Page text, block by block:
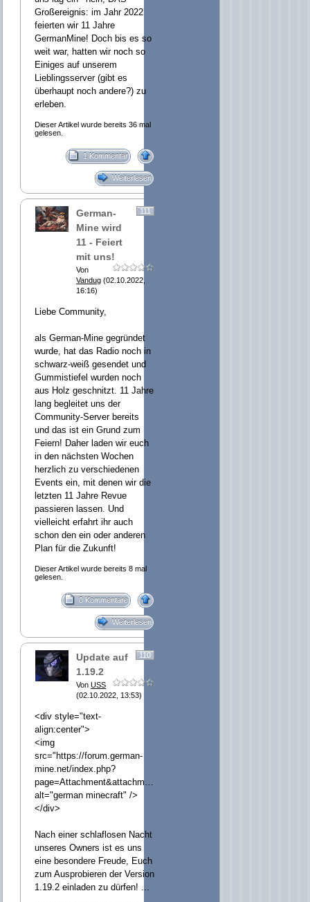
Großereignis: im Jahr 2022
feierten wir 11 Jahre
GermanMine! Doch bis es so
weit war, hatten wir noch so
Einiges auf unserem
Lieblingsserver (gibt es
überhaupt noch andere?) zu
erleben.
Dieser Artikel wurde bereits 36 mal
gelesen.
1 Kommentar
Weiterlesen
111
German-
Mine wird
11 - Feiert
mit uns!
Von
Vandug (02.10.2022,
16:16)
Liebe Community,
als German-Mine gegründet
wurde, hat das Radio noch in
schwarz-weiß gesendet und
Gummistiefel wurden noch
aus Holz geschnitzt. 11 Jahre
lang begleitet uns der
Community-Server bereits
und das ist ein Grund zum
Feiern! Daher laden wir euch
in den nächsten Wochen
herzlich zu verschiedenen
Events ein, mit denen wir die
letzten 11 Jahre Revue
passieren lassen. Und
vielleicht erfahrt ihr auch
schon den ein oder anderen
Plan für die Zukunft!
Dieser Artikel wurde bereits 8 mal
gelesen.
0 Kommentare
Weiterlesen
110
Update auf
1.19.2
Von USS
(02.10.2022, 13:53)
<div style="text-
align:center">
<img
src="https://forum.german-
mine.net/index.php?
alt="german minecraft" />
</div>
Nach einer schlaflosen Nacht
unseres Owners ist es uns
eine besondere Freude, Euch
zum Ausprobieren der Version
1.19.2 einladen zu dürfen! ...